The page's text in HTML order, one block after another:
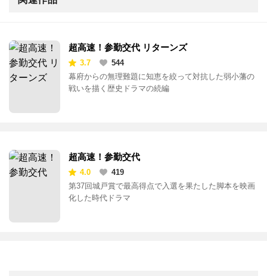
超高速！参勤交代 リターンズ
3.7
544
幕府からの無理難題に知恵を絞って対抗した弱小藩の
戦いを描く歴史ドラマの続編
超高速！参勤交代
4.0
419
第37回城戸賞で最高得点で入選を果たした脚本を映画
化した時代ドラマ